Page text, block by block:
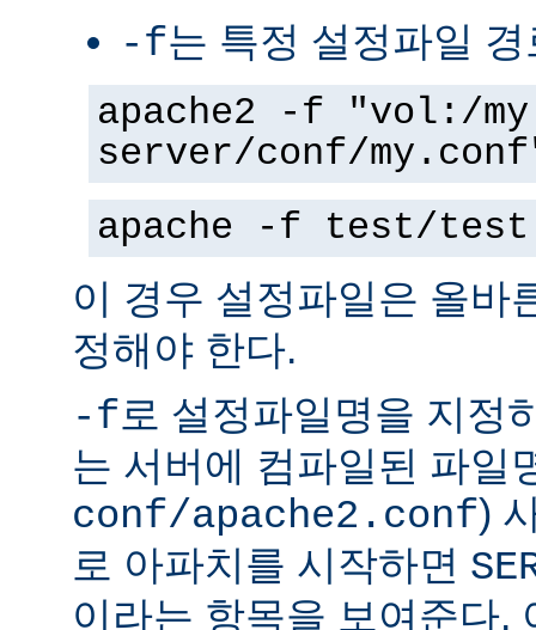
-f는 특정 설정파일
apache2 -f "vol:/my
server/conf/
apache -f test/
이 경우 설정파일은 올바
정해야 한다.
-f로 설정파일명을 지정
는 서버에 컴파일된 파일
conf/apache2.conf)
로 아파치를 시작하면
이라는 항목을 보여준다.